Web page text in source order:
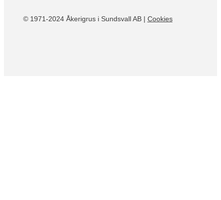
© 1971-2024 Åkerigrus i Sundsvall AB | Cookies